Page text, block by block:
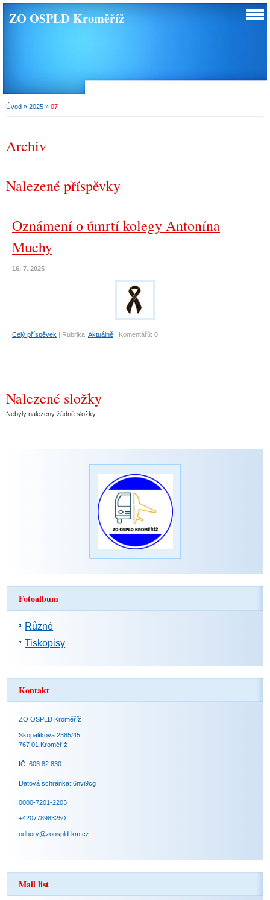
ZO OSPLD Kroměříž
Úvod » 2025 » 07
Archiv
Nalezené příspěvky
Oznámení o úmrtí kolegy Antonína
Muchy
16. 7. 2025
Celý příspěvek | Rubrika: Aktuálně | Komentářů: 0
Nalezené složky
Nebyly nalezeny žádné složky
Fotoalbum
Různé
Tiskopisy
Kontakt
ZO OSPLD Kroměříž
Skopalíkova 2385/45
767 01 Kroměříž
IČ: 603 82 830
Datová schránka: 6nvi9cg
0000-7201-2203
+420778983250
odbory@zoospld-km.cz
Mail list